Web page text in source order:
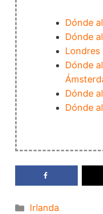
Dónde
Dónde
Londres
Dónde
Dónde
Dónde
Categorías
Irlanda